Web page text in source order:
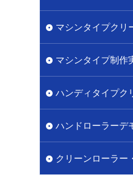
マシンタイプクリ
マシンタイプ制作
ハンディタイプク
ハンドローラーデ
クリーンローラー